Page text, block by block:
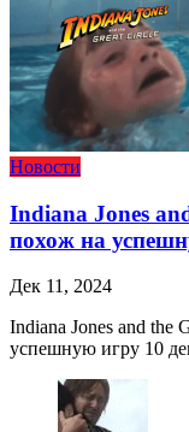
Новости
Indiana Jones
похож на
Дек 11, 2024
Indiana Jones and the
успешную игру 10